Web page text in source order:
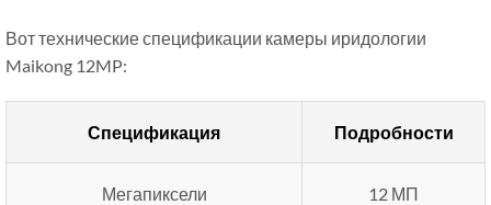
Вот технические спецификации камеры иридологии
Maikong 12MP:
Спецификация Подробности
Мегапиксели 12 МП